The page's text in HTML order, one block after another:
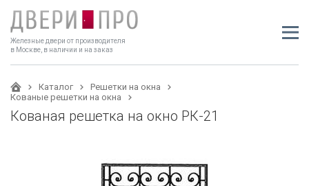
Железные двери от производителя
в Москве, в наличии и на заказ
Каталог
Решетки на окна
Кованые решетки на окна
Кованая решетка на окно РК-21